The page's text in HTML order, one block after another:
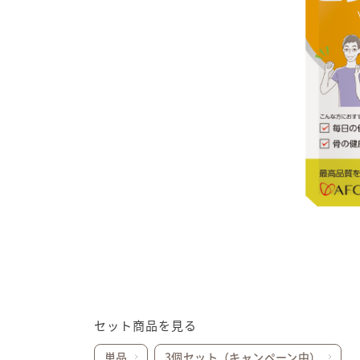
セット商品を見る
単品 3個セット（キャンペーン中）